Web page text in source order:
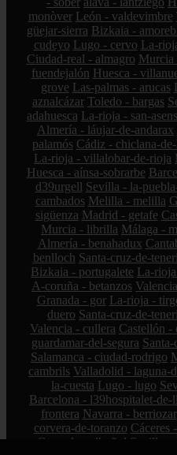
monòver León - valdevimbre
güejar-sierra Bizkaia -
cudeyo Lugo - cervo La-
Ciudad-real - almagro Murcia
fuendejalón Huesca -
grove Las-palmas - arucas
aznalcázar Toledo - bargas
adahuesca La-rioja - san-
Almería - láujar-de-andarax
palamós Cádiz - chiclana-
La-rioja - villalobar-de-rioja
Huesca - aínsa-sobrarbe
d39urgell Sevilla - la-
cambados Melilla - melilla
sigüenza Madrid - getafe
Murcia - librilla Málaga -
Almería - benahadux
benlloch Santa-cruz-de-
Bizkaia - portugalete La-
A-coruña - betanzos
Granada - gor La-rioja -
duero Santa-cruz-de-
Valencia - cullera Castellón -
guardamar-del-segura
Salamanca - ciudad-rodrigo
cambrils Valladolid - laguna-
la-cuesta Lugo - lugo
Barcelona - l39hospitalet-de-
frontera Navarra - berriozar
corvera-de-toranzo Cáceres
Granada - albuñol Sevilla -